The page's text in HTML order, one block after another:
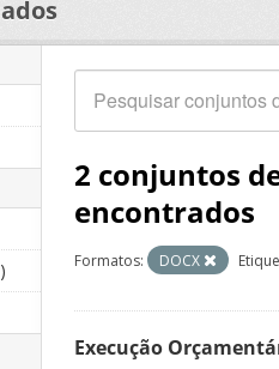
2 conjuntos
encontrados
Formatos: DOCX
Execução